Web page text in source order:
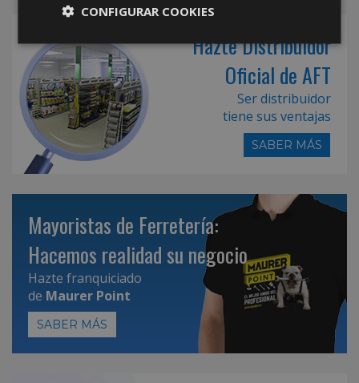
Hazte Distribuidor
Oficial de AFT
Ser distribuidor
tiene sus ventajas
SABER MÁS
Mayoristas de Ferretería:
Hacemos realidad su negocio
Hazte franquiciado
de Maurer Point
SABER MÁS
CONFIGURAR COOKIES